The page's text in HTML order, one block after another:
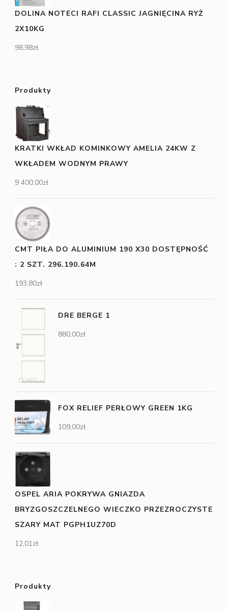
DOLINA NOTECI RAFI CLASSIC JAGNIĘCINA RYŻ
2X10KG
98,98zł
Produkty
KRATKI WKŁAD KOMINKOWY AMELIA 24KW Z
WKŁADEM WODNYM PRAWY
9 400,00zł
CMT PIŁA DO ALUMINIUM 190 X30 DOSTĘPNOŚĆ
: 2 SZT. 296.190.64M
193,80zł
DRE BERGE 1
880,00zł
FOX RELIEF PERŁOWY GREEN 1KG
109,00zł
OSPEL ARIA POKRYWA GNIAZDA
BRYZGOSZCZELNEGO WIECZKO PRZEZROCZYSTE
SZARY MAT PGPH1UZ70D
12,01zł
Produkty